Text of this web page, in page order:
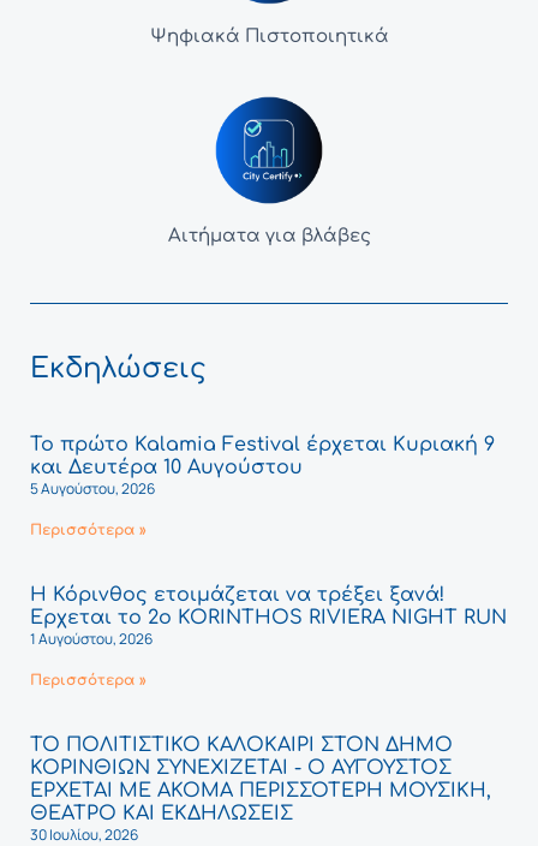
Ψηφιακά Πιστοποιητικά
Αιτήματα για βλάβες
Εκδηλώσεις
Το πρώτο Kalamia Festival έρχεται Κυριακή 9
και Δευτέρα 10 Αυγούστου
5 Αυγούστου, 2026
Περισσότερα »
Η Κόρινθος ετοιμάζεται να τρέξει ξανά!
Έρχεται το 2ο KORINTHOS RIVIERA NIGHT RUN
1 Αυγούστου, 2026
Περισσότερα »
ΤΟ ΠΟΛΙΤΙΣΤΙΚΟ ΚΑΛΟΚΑΙΡΙ ΣΤΟΝ ΔΗΜΟ
ΚΟΡΙΝΘΙΩΝ ΣΥΝΕΧΙΖΕΤΑΙ - Ο ΑΥΓΟΥΣΤΟΣ
ΕΡΧΕΤΑΙ ΜΕ ΑΚΟΜΑ ΠΕΡΙΣΣΟΤΕΡΗ ΜΟΥΣΙΚΗ,
ΘΕΑΤΡΟ ΚΑΙ ΕΚΔΗΛΩΣΕΙΣ
30 Ιουλίου, 2026